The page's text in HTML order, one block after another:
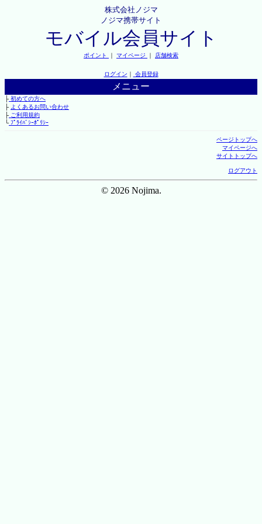
株式会社ノジマ
ノジマ携帯サイト
モバイル会員サイト
ポイント ｜ マイページ ｜ 店舗検索
ログイン ｜ 会員登録
メニュー
├初めての方へ
├ よくあるお問い合わせ
├ご利用規約
└ﾌﾟﾗｲﾊﾞｼｰﾎﾟﾘｼｰ
ページトップへ
マイページへ
サイトトップへ
ログアウト
© 2026 Nojima.